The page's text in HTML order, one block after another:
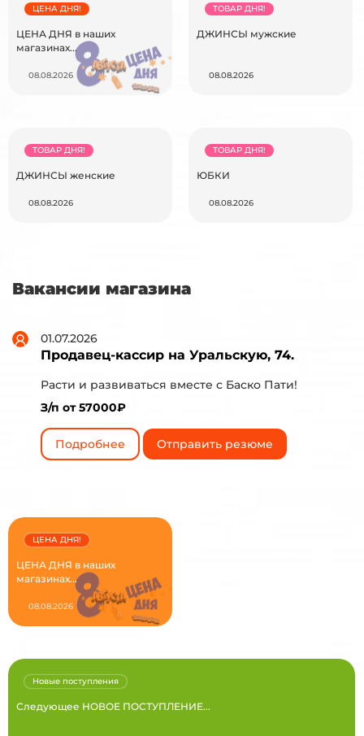
ЦЕНА ДНЯ в наших
магазинах...
ЦЕНА ДНЯ!
08.08.2026
ДЖИНСЫ мужские
ТОВАР ДНЯ!
08.08.2026
ДЖИНСЫ женские
ТОВАР ДНЯ!
08.08.2026
ЮБКИ
ТОВАР ДНЯ!
08.08.2026
Вакансии магазина
01.07.2026
Продавец-кассир на Уральскую, 74.
Расти и развиваться вместе с Баско Пати!
З/п от 57000₽
Подробнее Отправить резюме
ЦЕНА ДНЯ в наших
магазинах...
ЦЕНА ДНЯ!
08.08.2026
Следующее НОВОЕ ПОСТУПЛЕНИЕ...
Новые поступления